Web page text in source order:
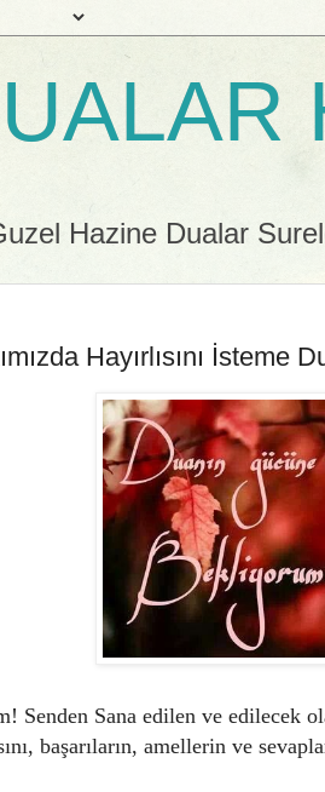
Hazine Dualar
Hayırlısını İsteme
Senden Sana edilen ve edilecek
başarıların, amellerin ve